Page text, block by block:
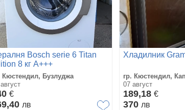
Bosch serie 6 Titan
8 кг А+++
Кюстендил, Бузлуджа
€
лв
Хладилник
гр. Кюстендил,
07 август
189,18 €
370 лв